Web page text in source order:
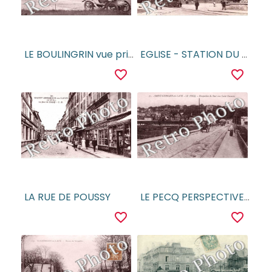
LE BOULINGRIN vue prise du pavillon Henri IV
favorite_border
EGLISE - STATION DU TRAMWAY
favorite_border
LA RUE DE POUSSY
favorite_border
LE PECQ PERSPECTIVE DU PONT VERS SAINT GERMAIN
favorite_border